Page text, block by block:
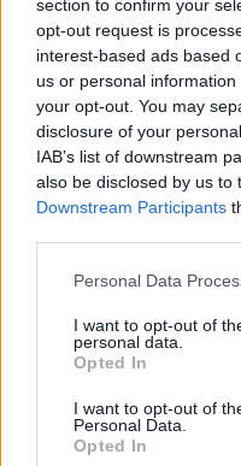
section to confirm your
opt-out request is
interest-based ads based
us or personal
your opt-out. You may
disclosure of your
IAB’s list of downstream
also be disclosed by us to
Downstream Participants
Personal Data
I want to opt-out of
personal data.
Opted In
I want to opt-out of
Personal Data.
Opted In
Gigi Becali îl
pentru a-l face să...
Robert Mateescu - joi, 11
Comisia